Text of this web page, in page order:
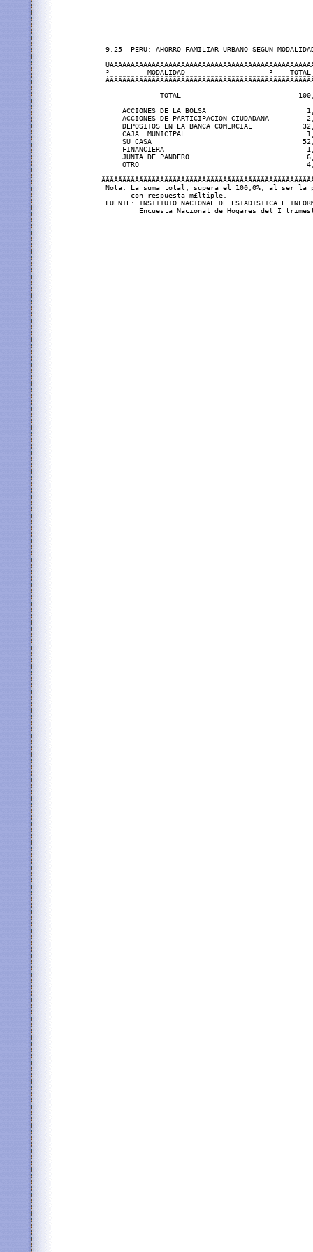
9.25  PERU: AHORRO FAMILIAR URBANO SEGUN
³         MODALIDAD                    ³
TOTAL
ACCIONES DE LA BOLSA
ACCIONES DE PARTICIPACION CIUDADANA
DEPOSITOS EN LA BANCA COMERCIAL
CAJA  MUNICIPAL
SU CASA
FINANCIERA
JUNTA DE PANDERO
OTRO
Nota: La suma total, supera el 100,0%, al ser la
       con respuesta m£ltiple.
FUENTE: INSTITUTO NACIONAL DE ESTADISTICA E